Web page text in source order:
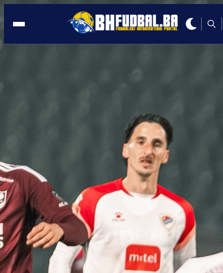
Okršaj Veleža i Tuzla Cityja u Mostaru
Autor:
Redakcija
08:51, 09.02.2024